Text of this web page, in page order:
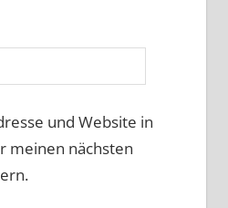
und Website in
meinen nächsten